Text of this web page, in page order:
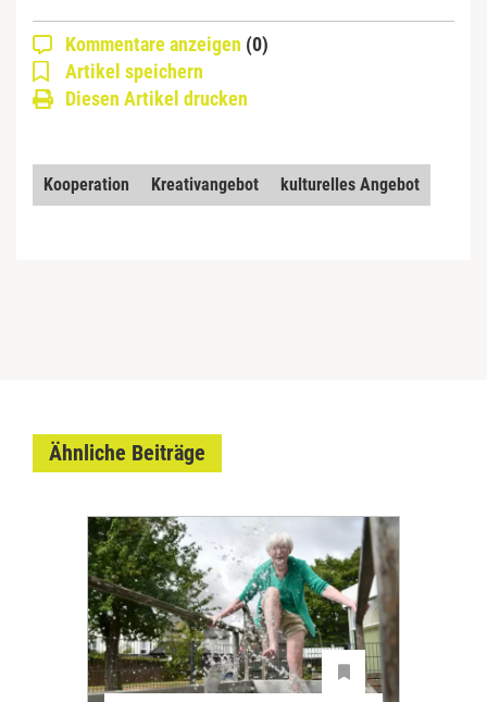
Kommentare anzeigen (0)
Artikel speichern
Diesen Artikel drucken
Kooperation Kreativangebot kulturelles Angebot
Ähnliche Beiträge